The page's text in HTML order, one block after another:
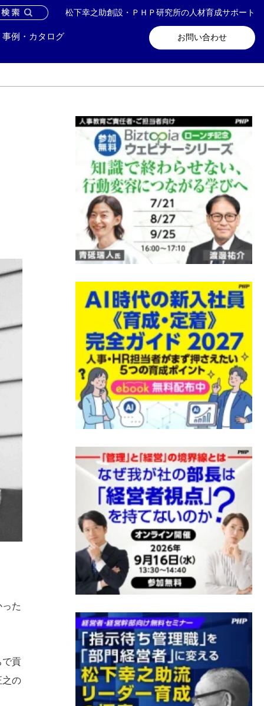
松下幸之助創設・ＰＨＰ研究所の人材育成サポート
お問い合わせ
事例・カタログ
い合わせ メールマガジン登録
た
で貢
之の